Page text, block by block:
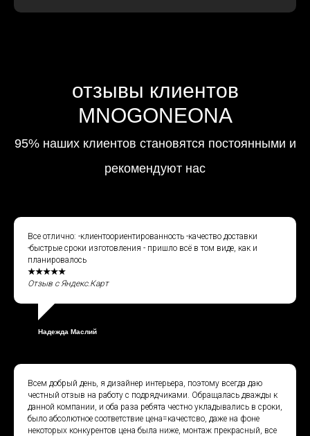
отзывы клиентов
MNOGONEONA
95% наших клиентов становятся постоянными и
рекомендуют нас
Все отлично: -клиентоориентированность -качество доставки
-быстрые сроки изготовления - пришло всё в том виде, как и
планировалось
★★★★★
Отзыв с Яндекс.Карт
Надежда Маслий
Всем добрый день, я дизайнер интерьера, поэтому всегда даю
честный отзыв на работу с подрядчиками. Обращалась дважды к
данной компании, и оба раза ребята честно укладывались в сроки,
было абсолютное соответствие цена=качестсво, даже на фоне
некоторых конкурентов цена была ниже, монтаж прекрасный, все